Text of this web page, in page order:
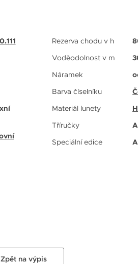
Rezerva chodu v h
Voděodolnost v m
Náramek
Barva číselníku
Materiál lunety
Tříručky
Speciální edice
Zpět na výpis